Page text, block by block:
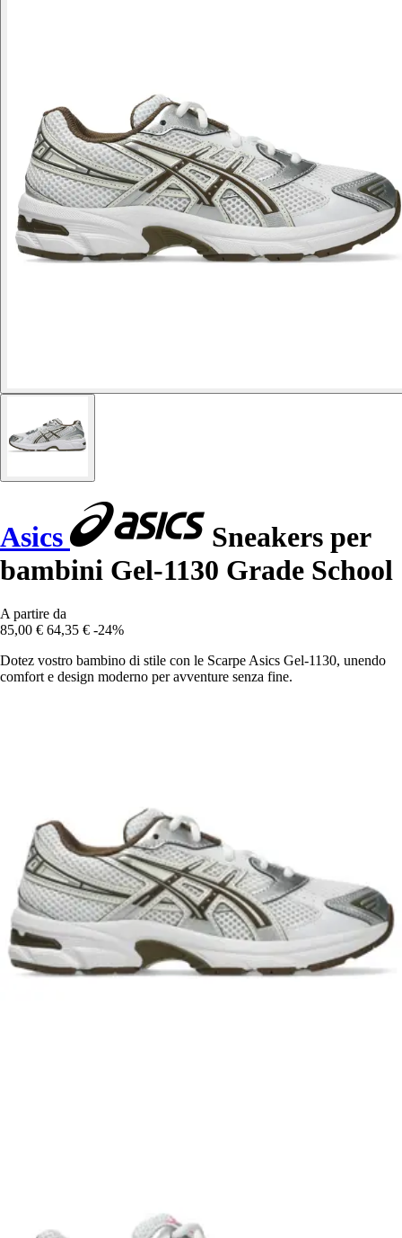
Asics
Sneakers per
bambini Gel-1130 Grade School
A partire da
85,00 € 64,35 € -24%
Dotez vostro bambino di stile con le Scarpe Asics Gel-1130, unendo
comfort e design moderno per avventure senza fine.